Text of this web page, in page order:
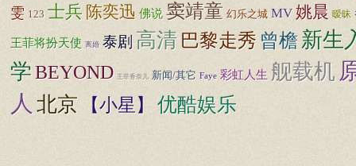
雯 123 士兵 陈奕迅 佛说 窦靖童 幻乐之城 MV 姚晨 暧昧
王菲将扮天使 离婚 泰剧 高清 巴黎走秀 曾檐新生
学BEYOND 王菲香奈儿 新闻/其它 Faye 彩虹人生 舰载机
人 北京 【小星】 优酷娱乐